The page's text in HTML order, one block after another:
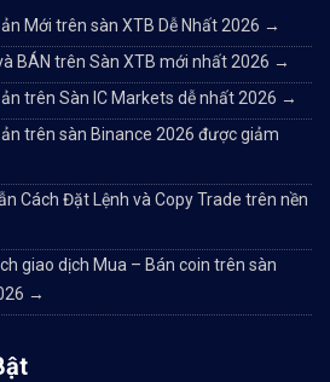
Mới trên sàn XTB Dễ Nhất 2026 →
BÁN trên Sàn XTB mới nhất 2026 →
trên Sàn IC Markets dễ nhất 2026 →
trên sàn Binance 2026 được giảm
Cách Đặt Lệnh và Copy Trade trên nền
giao dịch Mua – Bán coin trên sàn
→